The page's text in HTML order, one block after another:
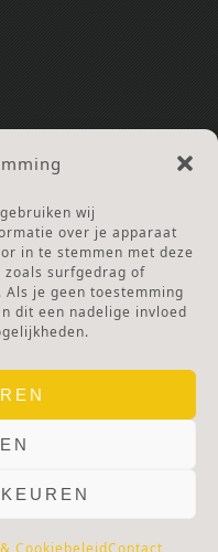
wij
over je apparaat
in te stemmen met deze
zoals surfgedrag of
je geen toestemming
dit een nadelige invloed
CookiebeleidContact
PRIVACY & COOKIES.